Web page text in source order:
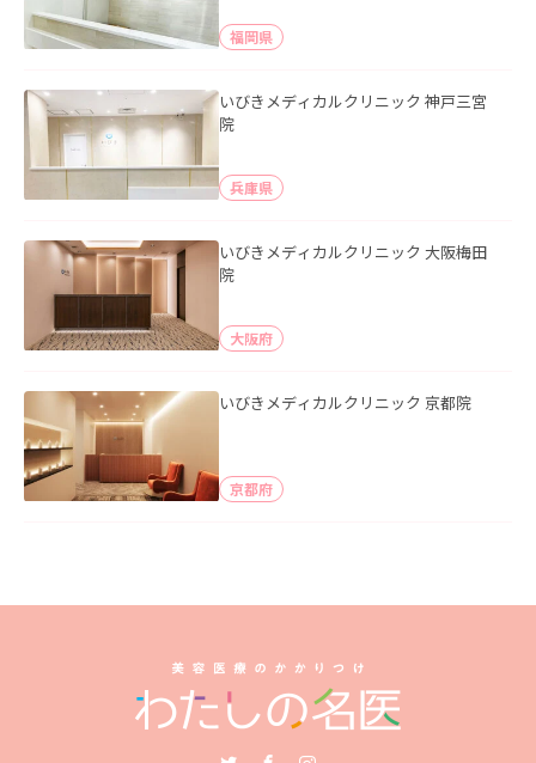
福岡県
いびきメディカルクリニック 神戸三宮
院
兵庫県
いびきメディカルクリニック 大阪梅田
院
大阪府
いびきメディカルクリニック 京都院
京都府